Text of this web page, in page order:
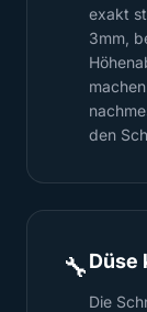
exakt
3mm,
den
🔧Düse
Die